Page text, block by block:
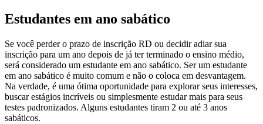
Estudantes em ano sabático
Se você perder o prazo de inscrição RD ou decidir adiar sua
inscrição para um ano depois de já ter terminado o ensino médio,
será considerado um estudante em ano sabático. Ser um estudante
em ano sabático é muito comum e não o coloca em desvantagem.
Na verdade, é uma ótima oportunidade para explorar seus interesses,
buscar estágios incríveis ou simplesmente estudar mais para seus
testes padronizados. Alguns estudantes tiram 2 ou até 3 anos
sabáticos.